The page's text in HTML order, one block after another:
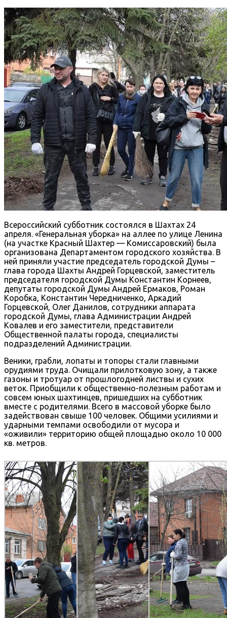
Всероссийский субботник состоялся в Шахтах 24
апреля. «Генеральная уборка» на аллее по улице Ленина
(на участке Красный Шахтер — Комиссаровский) была
организована Департаментом городского хозяйства. В
ней приняли участие председатель городской Думы –
глава города Шахты Андрей Горцевской, заместитель
председателя городской Думы Константин Корнеев,
депутаты городской Думы Андрей Ермаков, Роман
Коробка, Константин Чередниченко, Аркадий
Горцевской, Олег Данилов, сотрудники аппарата
городской Думы, глава Администрации Андрей
Ковалев и его заместители, представители
Общественной палаты города, специалисты
подразделений Администрации.
Веники, грабли, лопаты и топоры стали главными
орудиями труда. Очищали прилотковую зону, а также
газоны и тротуар от прошлогодней листвы и сухих
веток. Приобщили к общественно-полезным работам и
совсем юных шахтинцев, пришедших на субботник
вместе с родителями. Всего в массовой уборке было
задействован свыше 100 человек. Общими усилиями и
ударными темпами освободили от мусора и
«оживили» территорию общей площадью около 10 000
кв. метров.